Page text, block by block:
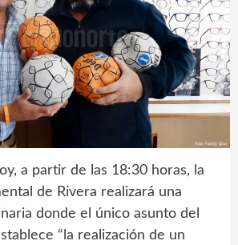
a partir de las 18:30 horas, la
de Rivera realizará una
donde el único asunto del
“la realización de un